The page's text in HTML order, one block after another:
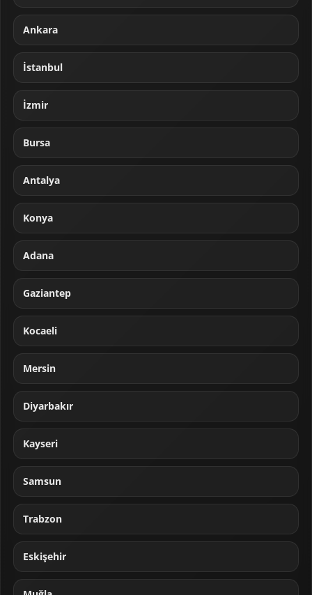
Ankara
İstanbul
İzmir
Bursa
Antalya
Konya
Adana
Gaziantep
Kocaeli
Mersin
Diyarbakır
Kayseri
Samsun
Trabzon
Eskişehir